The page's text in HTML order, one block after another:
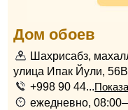
Дом обоев
Шахрисабз,
улица Ипак Йули, 56B
+998 90 44...
ежедневно,